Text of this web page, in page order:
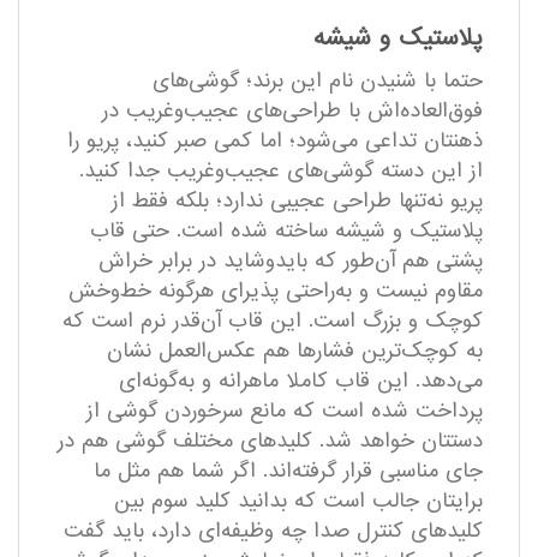
پلاستیک و شیشه
حتما با شنیدن نام این برند؛ گوشی‌های
فوق‌العاده‌اش با طراحی‌های عجیب‌وغریب در
ذهنتان تداعی می‌شود؛ اما کمی صبر کنید، پریو را
از این دسته گوشی‌های عجیب‌وغریب جدا کنید.
پریو نه‌تنها طراحی عجیبی ندارد؛ بلکه فقط از
پلاستیک و شیشه ساخته ‌شده است. حتی قاب
پشتی هم آن‌طور که بایدوشاید در برابر خراش
مقاوم نیست و به‌راحتی پذیرای هرگونه خط‌وخش
کوچک و بزرگ است. این قاب آن‌قدر نرم است که
به کوچک‌ترین فشارها هم عکس‌العمل نشان
می‌دهد. این قاب کاملا ماهرانه و به‌گونه‌ای
پرداخت ‌شده است که مانع سرخوردن گوشی از
دستتان خواهد شد. کلید‌های مختلف گوشی هم در
جای مناسبی قرار گرفته‌اند. اگر شما هم مثل ما
برایتان جالب است که بدانید کلید سوم بین
کلید‌های کنترل صدا چه وظیفه‌ای دارد، باید گفت